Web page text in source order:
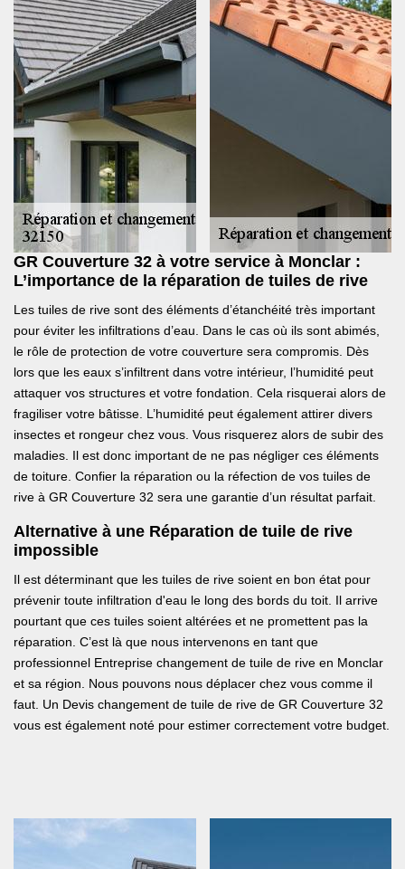
GR Couverture 32 à votre service à Monclar :
L’importance de la réparation de tuiles de rive
Les tuiles de rive sont des éléments d’étanchéité très important
pour éviter les infiltrations d’eau. Dans le cas où ils sont abimés,
le rôle de protection de votre couverture sera compromis. Dès
lors que les eaux s’infiltrent dans votre intérieur, l’humidité peut
attaquer vos structures et votre fondation. Cela risquerai alors de
fragiliser votre bâtisse. L’humidité peut également attirer divers
insectes et rongeur chez vous. Vous risquerez alors de subir des
maladies. Il est donc important de ne pas négliger ces éléments
de toiture. Confier la réparation ou la réfection de vos tuiles de
rive à GR Couverture 32 sera une garantie d’un résultat parfait.
Alternative à une Réparation de tuile de rive
impossible
Il est déterminant que les tuiles de rive soient en bon état pour
prévenir toute infiltration d'eau le long des bords du toit. Il arrive
pourtant que ces tuiles soient altérées et ne promettent pas la
réparation. C’est là que nous intervenons en tant que
professionnel Entreprise changement de tuile de rive en Monclar
et sa région. Nous pouvons nous déplacer chez vous comme il
faut. Un Devis changement de tuile de rive de GR Couverture 32
vous est également noté pour estimer correctement votre budget.